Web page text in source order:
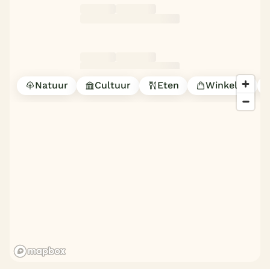
Natuur Cultuur Eten Winkelen